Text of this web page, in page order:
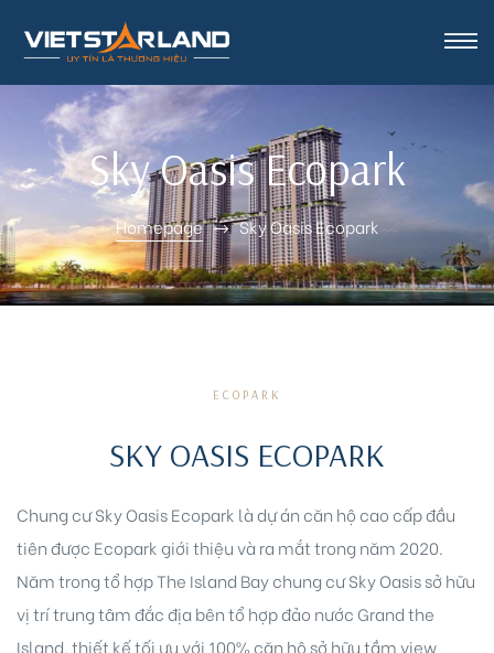
Sky Oasis Ecopark
Homepage Sky Oasis Ecopark
ECOPARK
SKY OASIS ECOPARK
Chung cư Sky Oasis Ecopark là dự án căn hộ cao cấp đầu
tiên được Ecopark giới thiệu và ra mắt trong năm 2020.
Năm trong tổ hợp The Island Bay chung cư Sky Oasis sở hữu
vị trí trung tâm đắc địa bên tổ hợp đảo nước Grand the
Island, thiết kế tối ưu với 100% căn hộ sở hữu tầm view
Vinh